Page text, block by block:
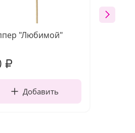
"Любимой"
₽
Добавить